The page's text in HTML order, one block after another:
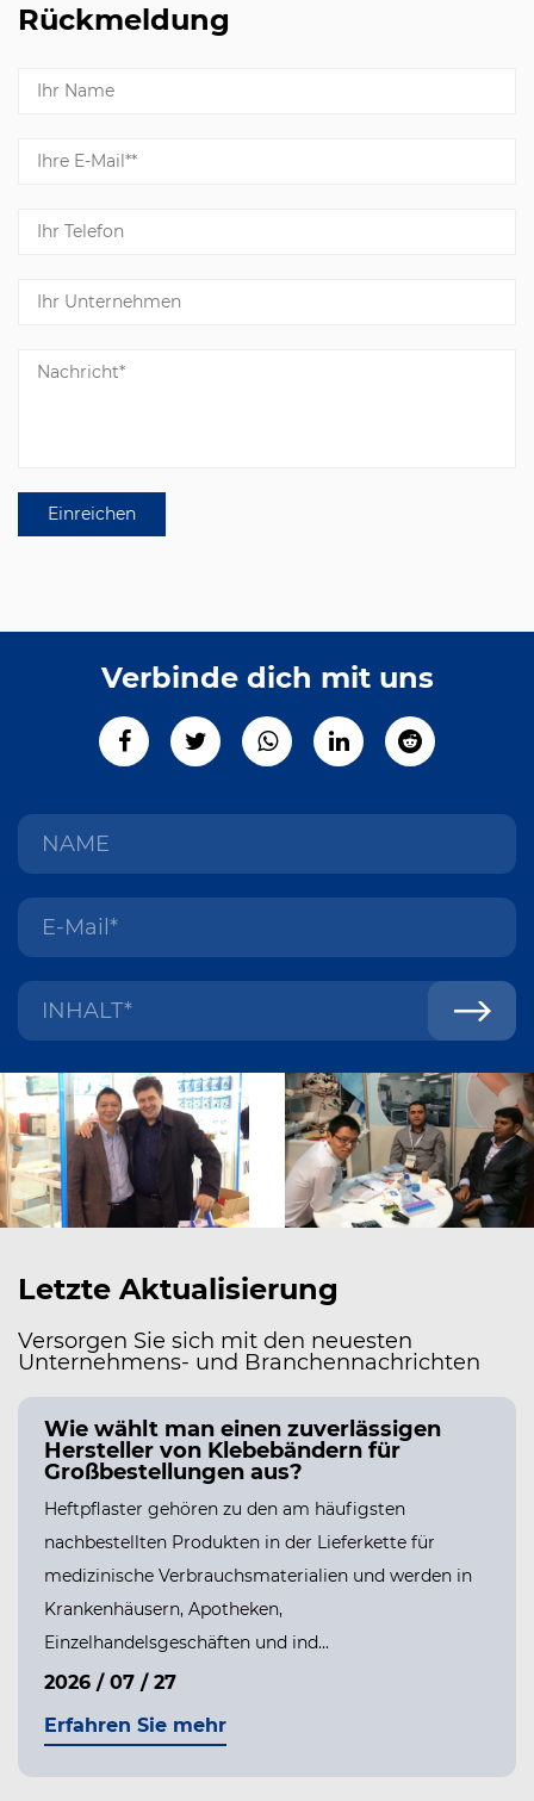
Rückmeldung
Verbinde dich mit uns
Letzte Aktualisierung
Versorgen Sie sich mit den neuesten
Unternehmens- und Branchennachrichten
Wie wählt man einen zuverlässigen
Hersteller von Klebebändern für
Großbestellungen aus?
Heftpflaster gehören zu den am häufigsten
nachbestellten Produkten in der Lieferkette für
medizinische Verbrauchsmaterialien und werden in
Krankenhäusern, Apotheken,
Einzelhandelsgeschäften und ind...
2026 / 07 / 27
Erfahren Sie mehr